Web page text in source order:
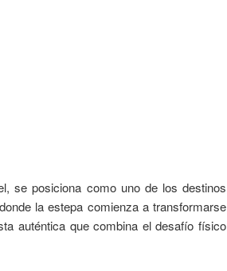
se posiciona como uno de los destinos
la estepa comienza a transformarse
auténtica que combina el desafío físico